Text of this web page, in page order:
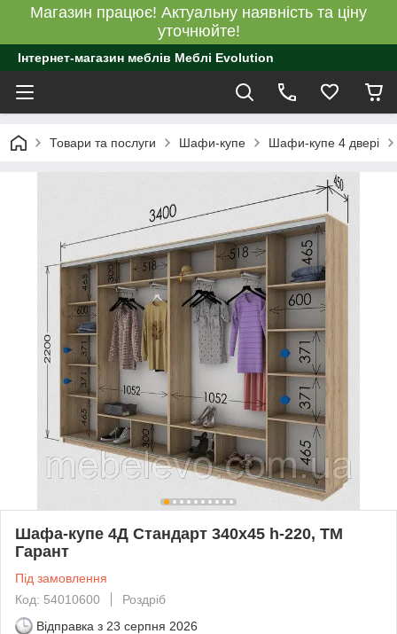
Магазин працює! Актуальну наявність та ціну
уточнюйте!
Інтернет-магазин меблів Меблі Evolution
Товари та послуги Шафи-купе Шафи-купе 4 двері
Шафа-купе 4Д Стандарт 340х45 h-220, ТМ
Гарант
Під замовлення
Код: 54010600
Роздріб
Відправка з 23 серпня 2026